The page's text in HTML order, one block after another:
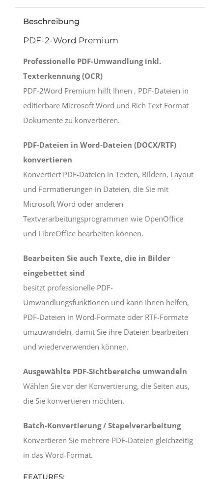
Beschreibung
PDF-2-Word Premium
Professionelle PDF-Umwandlung inkl.
Texterkennung (OCR)
PDF-2Word Premium hilft Ihnen , PDF-Dateien in
editierbare Microsoft Word und Rich Text Format
Dokumente zu konvertieren.
PDF-Dateien in Word-Dateien (DOCX/RTF)
konvertieren
Konvertiert PDF-Dateien in Texten, Bildern, Layout
und Formatierungen in Dateien, die Sie mit
Microsoft Word oder anderen
Textverarbeitungsprogrammen wie OpenOffice
und LibreOffice bearbeiten können.
Bearbeiten Sie auch Texte, die in Bilder
eingebettet sind
besitzt professionelle PDF-
Umwandlungsfunktionen und kann Ihnen helfen,
PDF-Dateien in Word-Formate oder RTF-Formate
umzuwandeln, damit Sie ihre Dateien bearbeiten
und wiederverwenden können.
Ausgewählte PDF-Sichtbereiche umwandeln
Wählen Sie vor der Konvertierung, die Seiten aus,
die Sie konvertieren möchten.
Batch-Konvertierung / Stapelverarbeitung
Konvertieren Sie mehrere PDF-Dateien gleichzeitig
in das Word-Format.
FEATURES: